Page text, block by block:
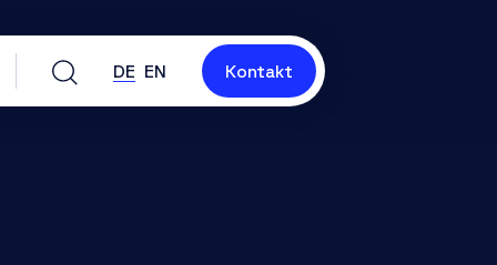
DE EN Kontakt